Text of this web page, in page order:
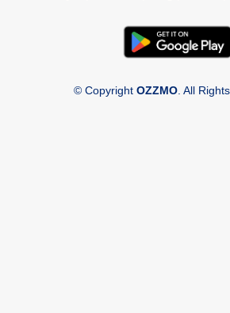
© Copyright OZZMO . All